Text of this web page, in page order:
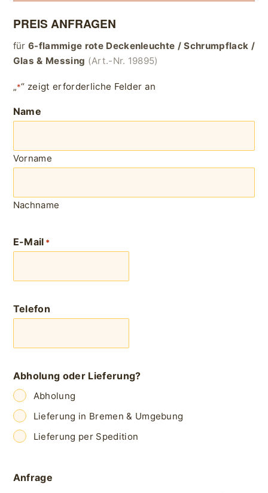
PREIS ANFRAGEN
für6-flammige rote Deckenleuchte / Schrumpflack /
Glas & Messing (Art.-Nr. 19895)
„*“ zeigt erforderliche Felder an
Name
Vorname
Nachname
E-Mail *
Telefon
Abholung oder Lieferung?
Abholung
Lieferung in Bremen & Umgebung
Lieferung per Spedition
Anfrage